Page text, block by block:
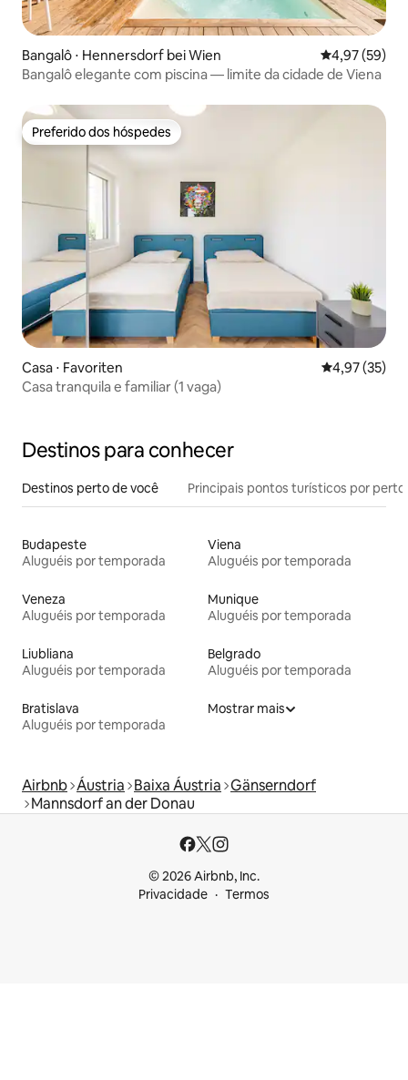
Bangalô ⋅ Hennersdorf bei Wien 4,97 de uma
4,97 (59)
Bangalô elegante com piscina — limite da cidade de Viena
Preferido dos hóspedes
Preferido dos hóspedes
Casa ⋅ Favoriten 4,97 de uma
4,97 (35)
Casa tranquila e familiar (1 vaga)
Destinos para conhecer
Destinos perto de você Principais pontos turísticos por perto
Budapeste
Aluguéis por temporada
Viena
Aluguéis por temporada
Veneza
Aluguéis por temporada
Munique
Aluguéis por temporada
Liubliana
Aluguéis por temporada
Belgrado
Aluguéis por temporada
Bratislava
Aluguéis por temporada
Mostrar mais
Airbnb Áustria Baixa Áustria Gänserndorf
Mannsdorf an der Donau
© 2026 Airbnb, Inc.
Privacidade
Termos